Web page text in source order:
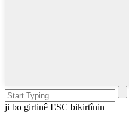
ji bo girtinê ESC bikirtînin